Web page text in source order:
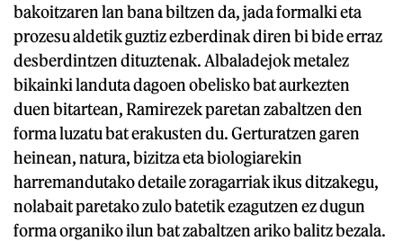
bakoitzaren lan bana biltzen da, jada formalki eta
prozesu aldetik guztiz ezberdinak diren bi bide erraz
desberdintzen dituztenak. Albaladejok metalez
bikainki landuta dagoen obelisko bat aurkezten
duen bitartean, Ramirezek paretan zabaltzen den
forma luzatu bat erakusten du. Gerturatzen garen
heinean, natura, bizitza eta biologiarekin
harremandutako detaile zoragarriak ikus ditzakegu,
nolabait paretako zulo batetik ezagutzen ez dugun
forma organiko ilun bat zabaltzen ariko balitz bezala.